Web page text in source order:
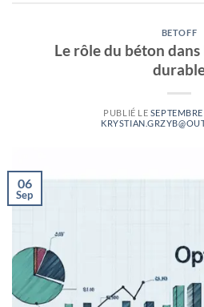
BETOFF
Le rôle du béton
PUBLIÉ LE
06
Sep